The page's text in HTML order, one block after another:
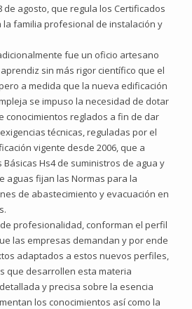
de agosto, que regula los Certificados
familia profesional de instalación y
fue un oficio artesano
sin más rigor científico que el
a medida que la nueva edificación
se impuso la necesidad de dotar
conocimientos reglados a fin de dar
técnicas, reguladas por el
vigente desde 2006, que a
Hs4 de suministros de agua y
aguas fijan las Normas para la
de abastecimiento y evacuación en
profesionalidad, conforman el perfil
las empresas demandan y por ende
adaptados a estos nuevos perfiles,
que desarrollen esta materia
y precisa sobre la esencia
los conocimientos así como la